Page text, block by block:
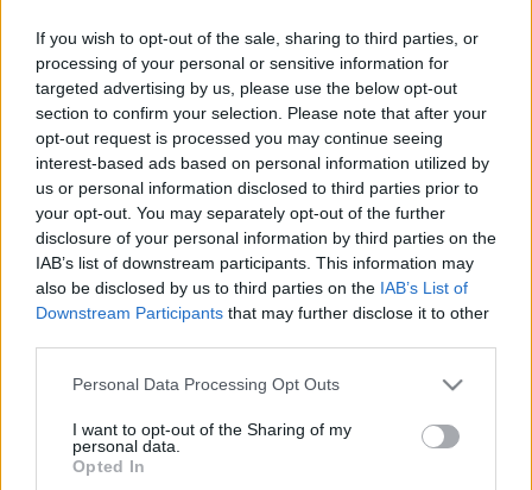
If you wish to opt-out of the sale, sharing to third parties, or
processing of your personal or sensitive information for
targeted advertising by us, please use the below opt-out
section to confirm your selection. Please note that after your
opt-out request is processed you may continue seeing
interest-based ads based on personal information utilized by
us or personal information disclosed to third parties prior to
your opt-out. You may separately opt-out of the further
disclosure of your personal information by third parties on the
IAB’s list of downstream participants. This information may
also be disclosed by us to third parties on the IAB’s List of
Downstream Participants that may further disclose it to other
Please note that this website/app uses one or more Google
not limited to your visit or usage behaviour. You may click to
grant or deny consent to Google and its third-party tags to
use your data for below specified purposes in below Google
Personal Data Processing Opt Outs
I want to opt-out of the Sharing of my
personal data.
Opted In
LEGFRISSEBB
Gyárleállításokkal és átszervezett
termeléssel tehermentesíti a
villamosenergia-rendszert a STRABAG
Országos hírek
Szakirányú továbbképzésekkel segíti
a Gál Ferenc Egyetem